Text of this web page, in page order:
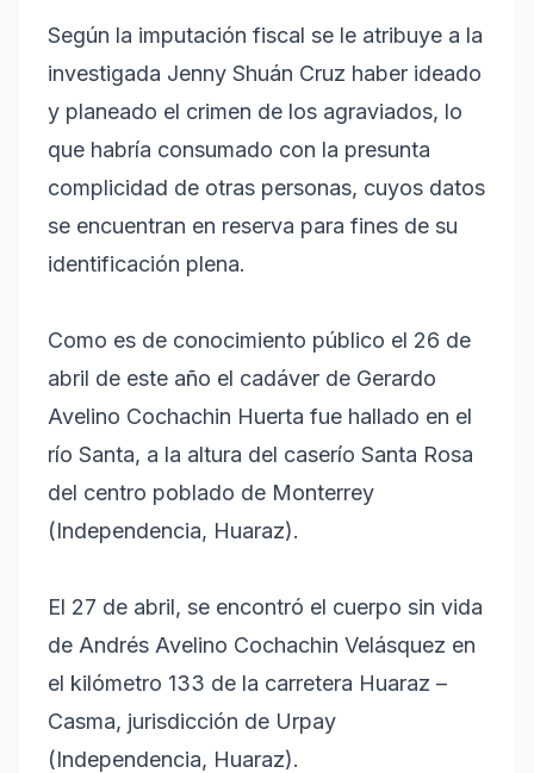
Según la imputación fiscal se le atribuye a la
investigada Jenny Shuán Cruz haber ideado
y planeado el crimen de los agraviados, lo
que habría consumado con la presunta
complicidad de otras personas, cuyos datos
se encuentran en reserva para fines de su
identificación plena.
Como es de conocimiento público el 26 de
abril de este año el cadáver de Gerardo
Avelino Cochachin Huerta fue hallado en el
río Santa, a la altura del caserío Santa Rosa
del centro poblado de Monterrey
(Independencia, Huaraz).
El 27 de abril, se encontró el cuerpo sin vida
de Andrés Avelino Cochachin Velásquez en
el kilómetro 133 de la carretera Huaraz –
Casma, jurisdicción de Urpay
(Independencia, Huaraz).